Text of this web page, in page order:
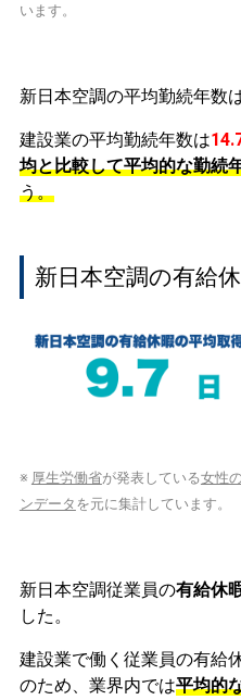
います。
新日本空調の平均勤続年数
建設業の平均勤続年数は
均と比較して平均的な勤続
う。
新日本空調の有給
※ 厚生労働省が発表している女性
ンデータ を元に集計しています。
新日本空調従業員の有給休
した。
建設業で働く従業員の有給
のため、業界内では平均的